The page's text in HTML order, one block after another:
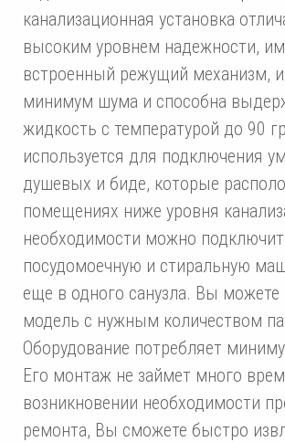
канализационная установка
высоким уровнем надежности,
встроенный режущий механизм,
минимум шума и способна
жидкость с температурой до 90
используется для подключения
душевых и биде, которые
помещениях ниже уровня
необходимости можно
посудомоечную и стиральную
еще в одного санузла. Вы
модель с нужным количеством
Оборудование потребляет
Его монтаж не займет много
возникновении необходимости
ремонта, Вы сможете быстро